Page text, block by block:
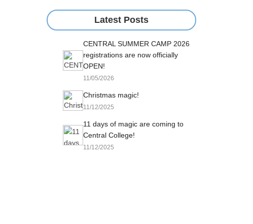
Latest Posts
CENTRAL SUMMER CAMP 2026
registrations are now officially
OPEN!
11/05/2026
Christmas magic!
11/12/2025
11 days of magic are coming to
Central College!
11/12/2025